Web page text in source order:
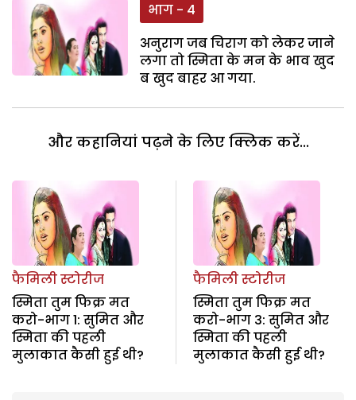
भाग - 4
अनुराग जब चिराग को लेकर जाने
लगा तो स्मिता के मन के भाव खुद
ब खुद बाहर आ गया.
और कहानियां पढ़ने के लिए क्लिक करें...
फैमिली स्टोरीज
स्मिता तुम फिक्र मत
करो-भाग 1: सुमित और
स्मिता की पहली
मुलाकात कैसी हुई थी?
फैमिली स्टोरीज
स्मिता तुम फिक्र मत
करो-भाग 3: सुमित और
स्मिता की पहली
मुलाकात कैसी हुई थी?